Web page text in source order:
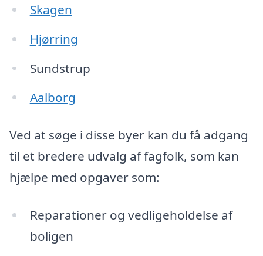
Skagen
Hjørring
Sundstrup
Aalborg
Ved at søge i disse byer kan du få adgang
til et bredere udvalg af fagfolk, som kan
hjælpe med opgaver som:
Reparationer og vedligeholdelse af
boligen